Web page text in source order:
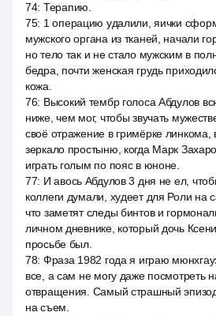
74: Терапию.
75: 1 операцию удалили, яички
мужского органа из тканей, начали
но тело так и не стало мужским в
бедра, почти женская грудь
кожа.
76: Высокий тембр голоса Абдулов
ниже, чем мог, чтобы звучать
своё отражение в гримёрке линкома,
зеркало простыню, когда Марк
играть голым по пояс в юноне.
77: И авось Абдулов 3 дня не ел,
коллеги думали, худеет для Роли на
что заметят следы бинтов и
личном дневнике, который дочь
просьбе был.
78: Фраза 1982 года я играю
все, а сам не могу даже посмотреть
отвращения. Самый страшный
на съем.